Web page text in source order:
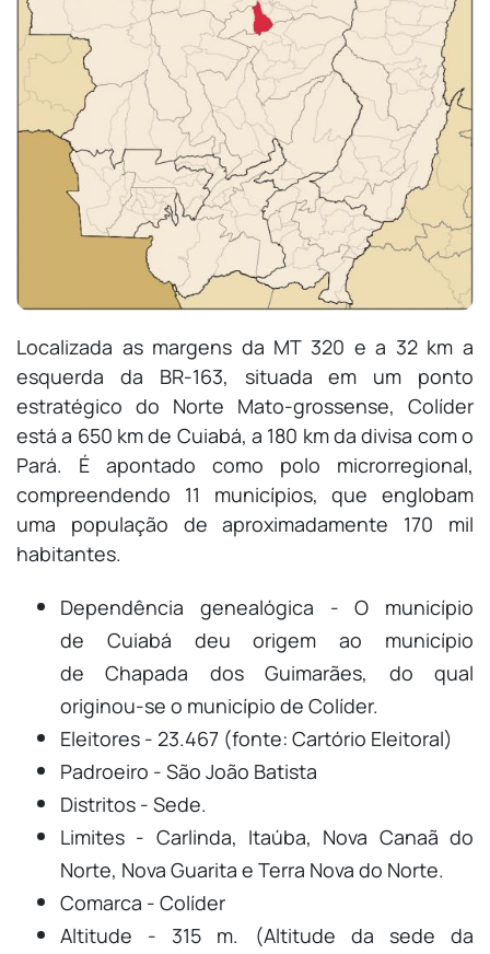
Localizada as margens da MT 320 e a 32 km a
esquerda da BR-163, situada em um ponto
estratégico do Norte Mato-grossense, Colíder
está a 650 km de Cuiabá, a 180 km da divisa com o
Pará. É apontado como polo microrregional,
compreendendo 11 municípios, que englobam
uma população de aproximadamente 170 mil
habitantes.
Dependência genealógica - O município
de Cuiabá deu origem ao município
de Chapada dos Guimarães, do qual
originou-se o município de Colíder.
Eleitores - 23.467 (fonte: Cartório Eleitoral)
Padroeiro - São João Batista
Distritos - Sede.
Limites - Carlinda, Itaúba, Nova Canaã do
Norte, Nova Guarita e Terra Nova do Norte.
Comarca - Colíder
Altitude - 315 m. (Altitude da sede da